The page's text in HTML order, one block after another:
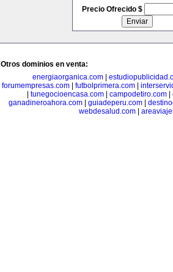
Precio Ofrecido $
Otros dominios en venta:
energiaorganica.com|
forumempresas.com
futbolprimera.com
tunegocioencasa.com| campodetiro.com|
ganadineroahora.com
guiadeperu.com
webdesalud.com|